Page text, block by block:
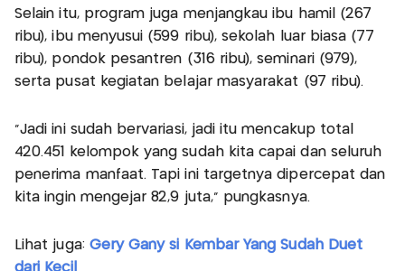
Selain itu, program juga menjangkau ibu hamil (267
ribu), ibu menyusui (599 ribu), sekolah luar biasa (77
ribu), pondok pesantren (316 ribu), seminari (979),
serta pusat kegiatan belajar masyarakat (97 ribu).
"Jadi ini sudah bervariasi, jadi itu mencakup total
420.451 kelompok yang sudah kita capai dan seluruh
penerima manfaat. Tapi ini targetnya dipercepat dan
kita ingin mengejar 82,9 juta," pungkasnya.
Lihat juga: Gery Gany si Kembar Yang Sudah Duet
dari Kecil